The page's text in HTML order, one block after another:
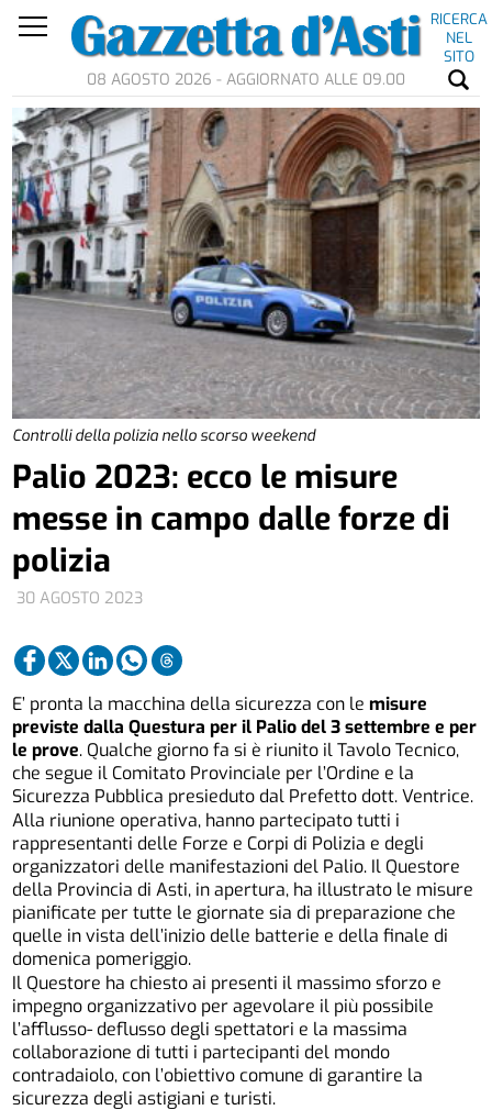
RICERCA
NEL
SITO
08 AGOSTO 2026 - AGGIORNATO ALLE 09.00
Controlli della polizia nello scorso weekend
30 AGOSTO 2023
Palio 2023: ecco le misure
messe in campo dalle forze di
polizia
E’ pronta la macchina della sicurezza con lemisure
previste dalla Questura per il Palio del 3 settembre e per
le prove. Qualche giorno fa si è riunito il Tavolo Tecnico,
che segue il Comitato Provinciale per l’Ordine e la
Sicurezza Pubblica presieduto dal Prefetto dott. Ventrice.
Alla riunione operativa, hanno partecipato tutti i
rappresentanti delle Forze e Corpi di Polizia e degli
organizzatori delle manifestazioni del Palio. Il Questore
della Provincia di Asti, in apertura, ha illustrato le misure
pianificate per tutte le giornate sia di preparazione che
quelle in vista dell’inizio delle batterie e della finale di
domenica pomeriggio.
Il Questore ha chiesto ai presenti il massimo sforzo e
impegno organizzativo per agevolare il più possibile
l’afflusso- deflusso degli spettatori e la massima
collaborazione di tutti i partecipanti del mondo
contradaiolo, con l’obiettivo comune di garantire la
sicurezza degli astigiani e turisti.